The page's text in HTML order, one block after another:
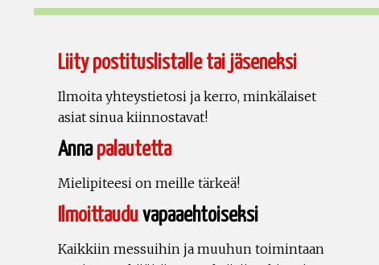
Liity postituslistalle tai jäseneksi
Ilmoita yhteystietosi ja kerro, minkälaiset
asiat sinua kiinnostavat!
Annapalautetta
Mielipiteesi on meille tärkeä!
Ilmoittauduvapaaehtoiseksi
Kaikkiin messuihin ja muuhun toimintaan